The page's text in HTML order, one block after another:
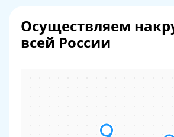
Осуществляем
всей России